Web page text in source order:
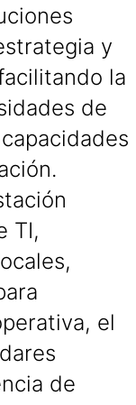
y
la
de
TI,
el
de